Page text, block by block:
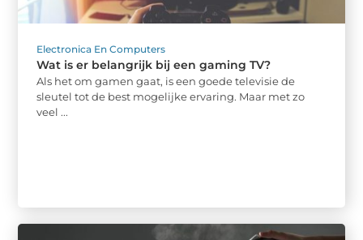
Electronica En Computers
Wat is er belangrijk bij een gaming TV?
Als het om gamen gaat, is een goede televisie de
sleutel tot de best mogelijke ervaring. Maar met zo
veel ...